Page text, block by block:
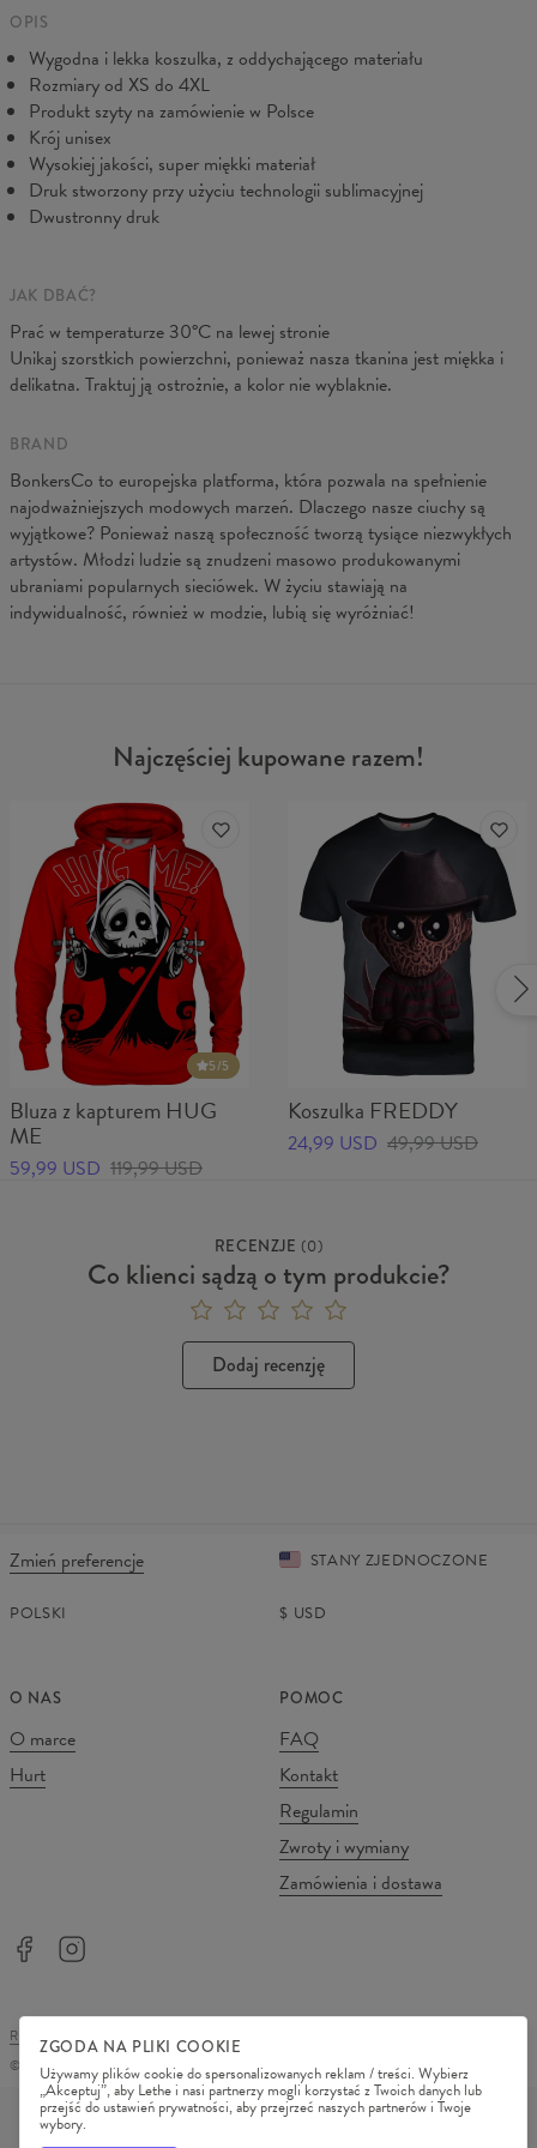
Mierzone na płasko
CM
XS S M L XL 2XL
A - Długość
67
B - Sz.klatki
47 50 53 56
C - Długość ręk.
OPIS
Wygodna i lekka koszulka, z oddychającego materiału
Rozmiary od XS do 4XL
Produkt szyty na zamówienie w Polsce
Krój unisex
Wysokiej jakości, super miękki materiał
Druk stworzony przy użyciu technologii sublimacyjnej
Dwustronny druk
JAK DBAĆ?
Prać w temperaturze 30°C na lewej stronie
Unikaj szorstkich powierzchni, ponieważ nasza tkanina jest miękka i
delikatna. Traktuj ją ostrożnie, a kolor nie wyblaknie.
BRAND
BonkersCo to europejska platforma, która pozwala na spełnienie
najodważniejszych modowych marzeń. Dlaczego nasze ciuchy są
wyjątkowe? Ponieważ naszą społeczność tworzą tysiące niezwykłych
artystów. Młodzi ludzie są znudzeni masowo produkowanymi
ubraniami popularnych sieciówek. W życiu stawiają na
indywidualność, również w modzie, lubią się wyróżniać!
Najczęściej kupowane razem!
5/5
Bluza z kapturem HUG
ME
59,99 USD 119,99 USD
Koszulka FREDDY
24,99 USD 49,99 USD
RECENZJE (0)
Co klienci sądzą o tym produkcie?
Dodaj recenzję
Zmień preferencje STANY ZJEDNOCZONE
POLSKI $ USD
O NAS
O marce
Hurt
POMOC
FAQ
Kontakt
Regulamin
Zwroty i wymiany
Zamówienia i dostawa
REGULAMIN SKLEPU
POLITYKA PRYWATNOŚCI
©
2026 Change Into Colours
ZGODA NA PLIKI COOKIE
Używamy plików cookie do spersonalizowanych reklam / treści. Wybierz
„Akceptuj”, aby Lethe i nasi partnerzy mogli korzystać z Twoich danych lub
przejść do ustawień prywatności, aby przejrzeć naszych partnerów i Twoje
wybory.
METODY PŁATNOŚCI